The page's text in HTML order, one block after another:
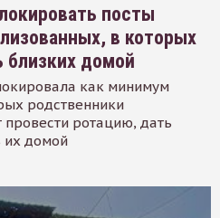
посты
в которых
близких домой
как минимум
родственники
ротацию, дать
их домой